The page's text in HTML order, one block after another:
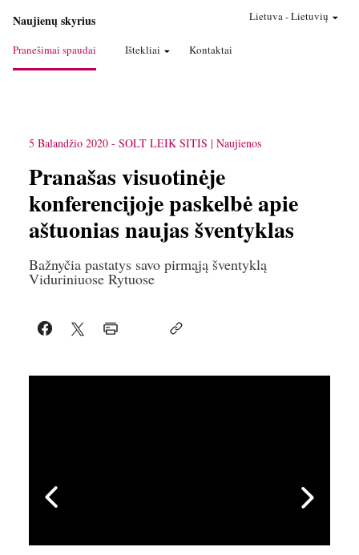
Naujienų skyrius
Pranešimai spaudai Ištekliai Kontaktai
Lietuva-Lietuvių
5 Balandžio 2020 - SOLT LEIK SITIS Naujienos
Pranašas visuotinėje
konferencijoje paskelbė apie
aštuonias naujas šventyklas
Bažnyčia pastatys savo pirmąją šventyklą
Viduriniuose Rytuose